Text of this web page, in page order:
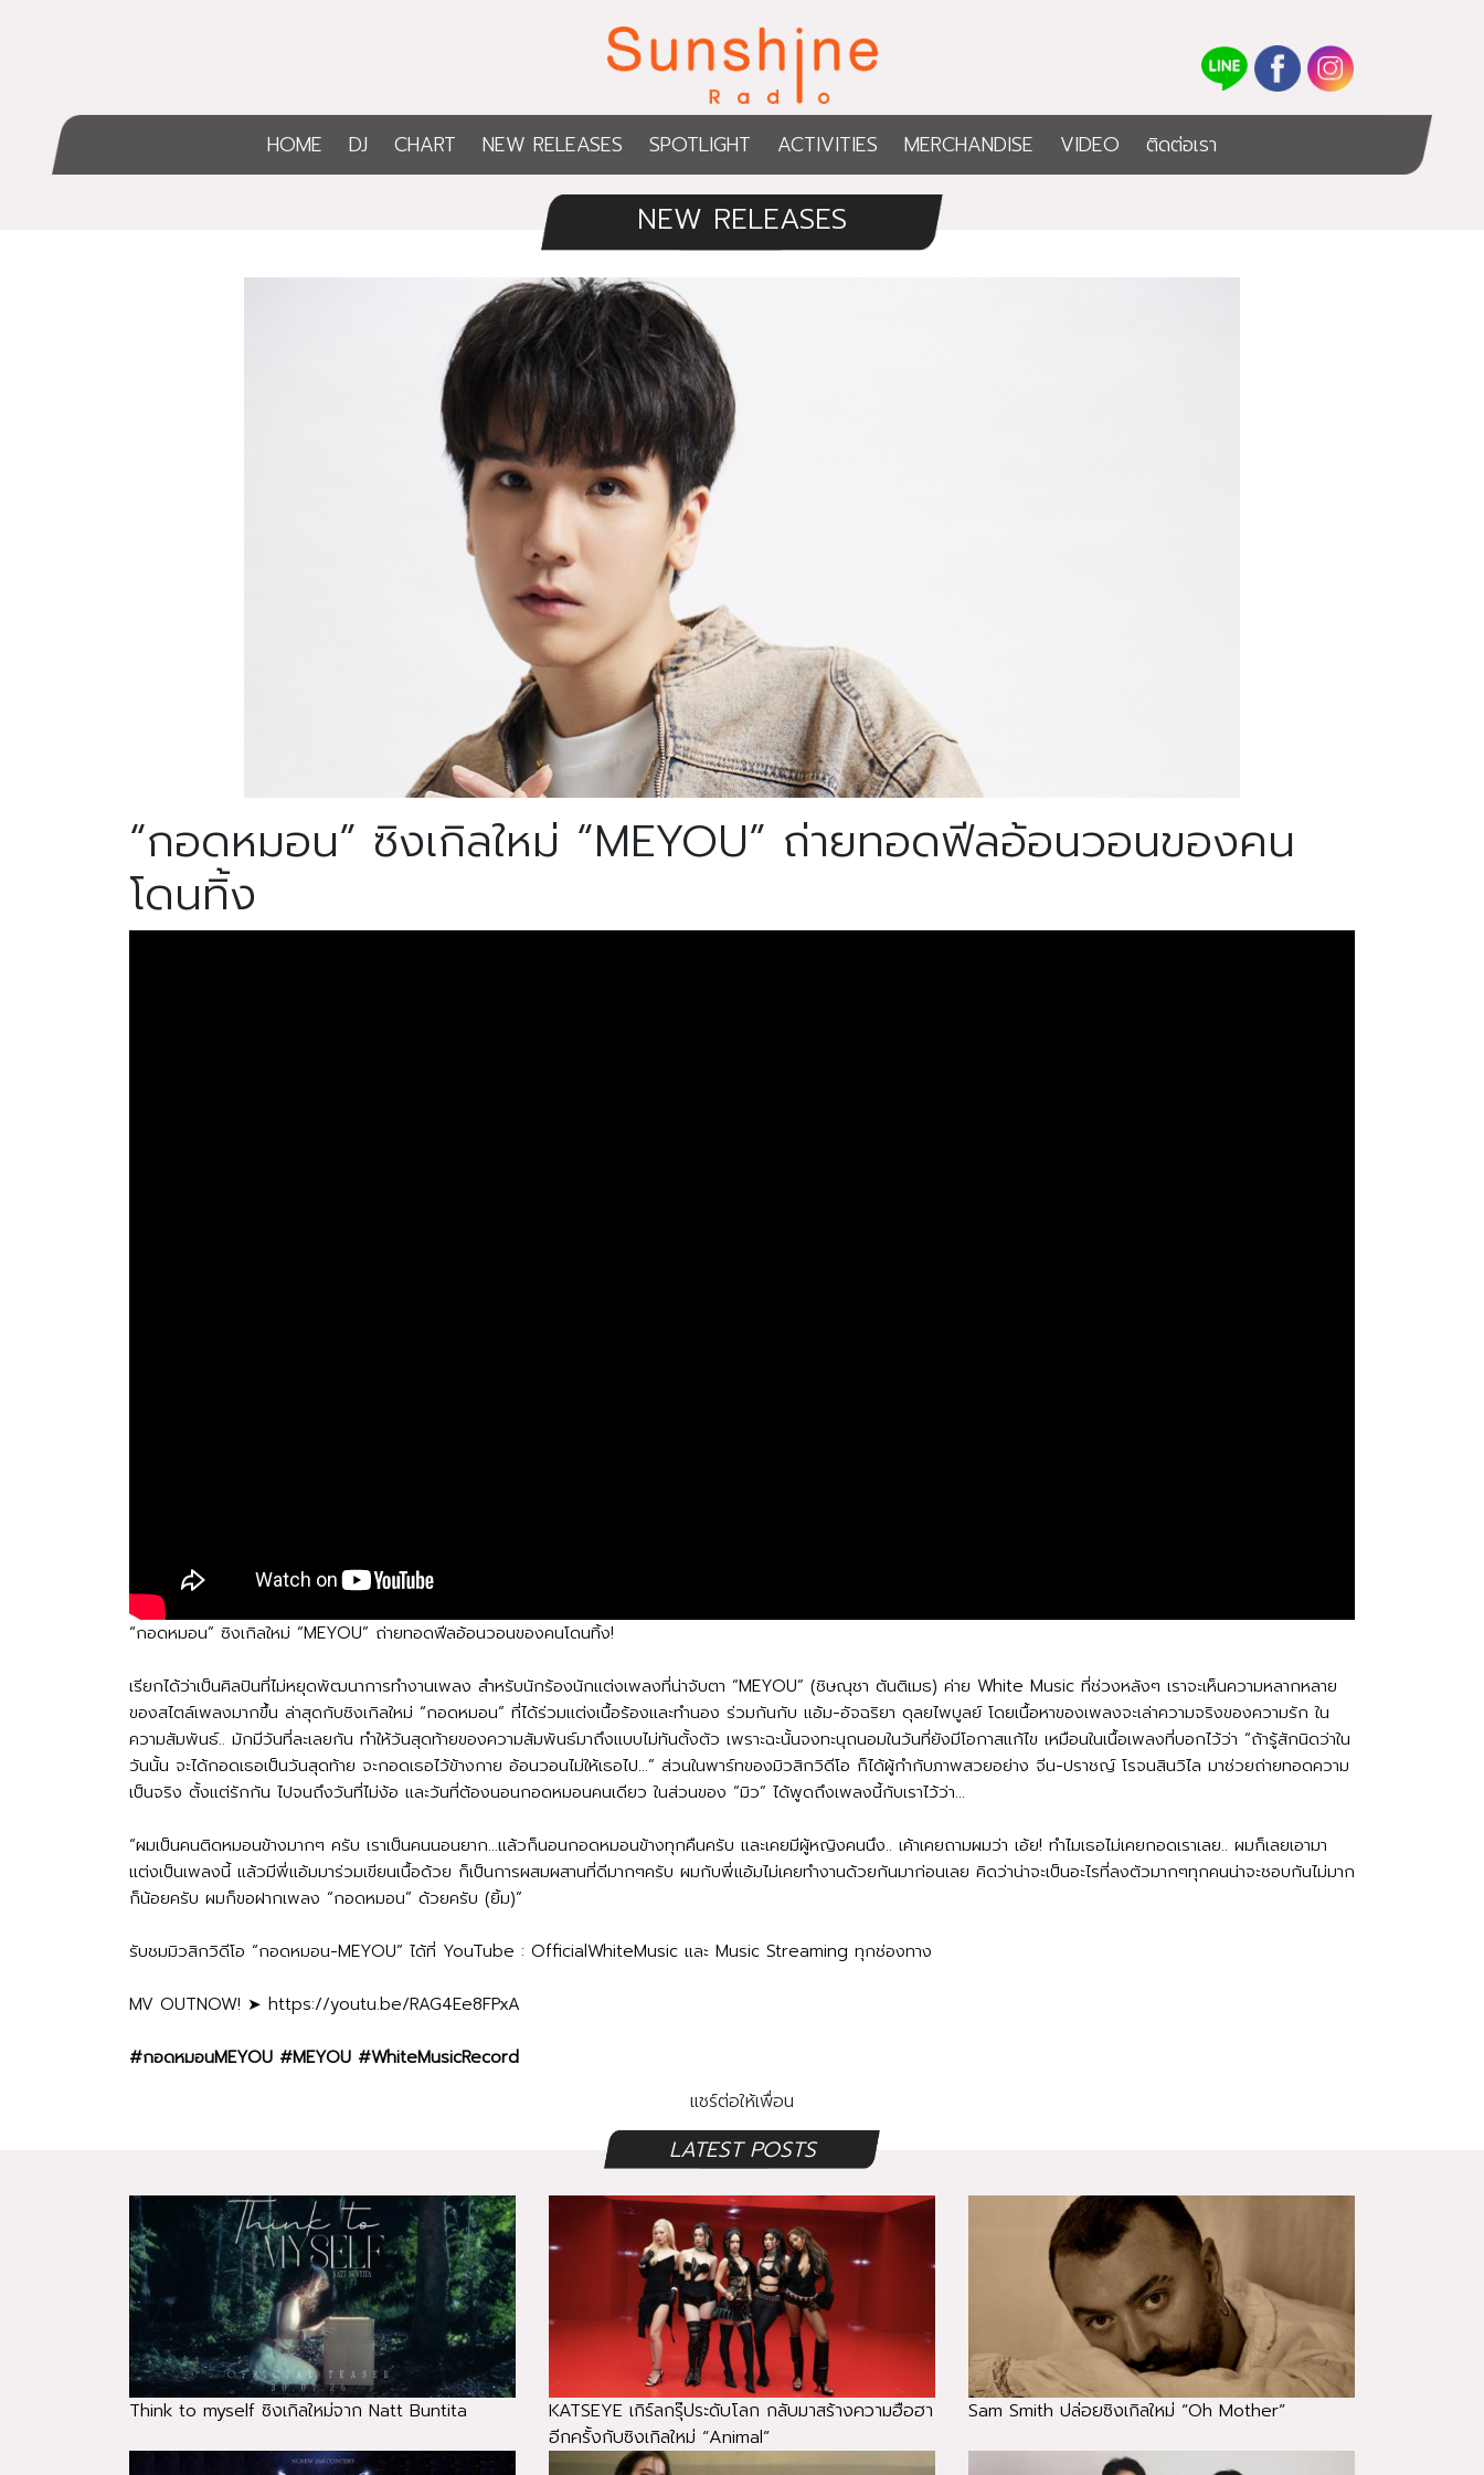
HOME DJ CHART NEW RELEASES SPOTLIGHT ACTIVITIES MERCHANDISE VIDEO ติดต่อเรา
NEW RELEASES
“กอดหมอน” ซิงเกิลใหม่ “MEYOU” ถ่ายทอดฟีลอ้อนวอนของคน
โดนทิ้ง
“กอดหมอน” ซิงเกิลใหม่ “MEYOU” ถ่ายทอดฟีลอ้อนวอนของคนโดนทิ้ง!
เรียกได้ว่าเป็นศิลปินที่ไม่หยุดพัฒนาการทำงานเพลง สำหรับนักร้องนักแต่งเพลงที่น่าจับตา “MEYOU” (ชิษณุชา ตันติเมธ) ค่าย White Music ที่ช่วงหลังๆ เราจะเห็นความหลากหลาย
ของสไตล์เพลงมากขึ้น ล่าสุดกับซิงเกิลใหม่ “กอดหมอน” ที่ได้ร่วมแต่งเนื้อร้องและทำนอง ร่วมกันกับ แอ้ม-อัจฉริยา ดุลยไพบูลย์ โดยเนื้อหาของเพลงจะเล่าความจริงของความรัก ใน
ความสัมพันธ์.. มักมีวันที่ละเลยกัน ทำให้วันสุดท้ายของความสัมพันธ์มาถึงแบบไม่ทันตั้งตัว เพราะฉะนั้นจงทะนุถนอมในวันที่ยังมีโอกาสแก้ไข เหมือนในเนื้อเพลงที่บอกไว้ว่า “ถ้ารู้สักนิดว่าใน
วันนั้น จะได้กอดเธอเป็นวันสุดท้าย จะกอดเธอไว้ข้างกาย อ้อนวอนไม่ให้เธอไป...” ส่วนในพาร์ทของมิวสิกวิดีโอ ก็ได้ผู้กำกับภาพสวยอย่าง จีน-ปราชญ์ โรจนสินวิไล มาช่วยถ่ายทอดความ
เป็นจริง ตั้งแต่รักกัน ไปจนถึงวันที่ไม่ง้อ และวันที่ต้องนอนกอดหมอนคนเดียว ในส่วนของ “มิว” ได้พูดถึงเพลงนี้กับเราไว้ว่า...
“ผมเป็นคนติดหมอนข้างมากๆ ครับ เราเป็นคนนอนยาก...แล้วก็นอนกอดหมอนข้างทุกคืนครับ และเคยมีผู้หญิงคนนึง.. เค้าเคยถามผมว่า เอ้ย! ทำไมเธอไม่เคยกอดเราเลย.. ผมก็เลยเอามา
แต่งเป็นเพลงนี้ แล้วมีพี่แอ้มมาร่วมเขียนเนื้อด้วย ก็เป็นการผสมผสานที่ดีมากๆครับ ผมกับพี่แอ้มไม่เคยทำงานด้วยกันมาก่อนเลย คิดว่าน่าจะเป็นอะไรที่ลงตัวมากๆทุกคนน่าจะชอบกันไม่มาก
ก็น้อยครับ ผมก็ขอฝากเพลง “กอดหมอน” ด้วยครับ (ยิ้ม)”
รับชมมิวสิกวิดีโอ “กอดหมอน-MEYOU” ได้ที่ YouTube : OfficialWhiteMusic และ Music Streaming ทุกช่องทาง
MV OUTNOW! ➤ https://youtu.be/RAG4Ee8FPxA
#กอดหมอนMEYOU #MEYOU #WhiteMusicRecord
แชร์ต่อให้เพื่อน
LATEST POSTS
Think to myself ซิงเกิลใหม่จาก Natt Buntita
KATSEYE เกิร์ลกรุ๊ประดับโลก กลับมาสร้างความฮือฮา
อีกครั้งกับซิงเกิลใหม่ “Animal”
Sam Smith ปล่อยซิงเกิลใหม่ “Oh Mother”